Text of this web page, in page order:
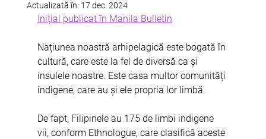
Actualizată în: 17 dec. 2024
Inițial publicat în Manila Bulletin
Națiunea noastră arhipelagică este bogată în
cultură, care este la fel de diversă ca și
insulele noastre. Este casa multor comunități
indigene, care au și ele propria lor limbă.
De fapt, Filipinele au 175 de limbi indigene
vii, conform Ethnologue, care clasifică aceste